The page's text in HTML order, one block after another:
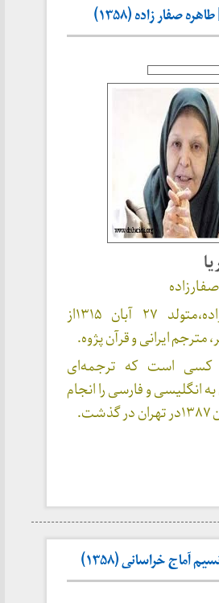
صفار زاده (۱۳۵۸)
طاهره صفّارزاده،متولد ۲۷ آبان ۱۳۱۵از
ایرانی و قرآن پژوه.
است که ترجمه‌ای
به انگلیسی و فارسی را انجام
آماج خراسانی (۱۳۵۸)